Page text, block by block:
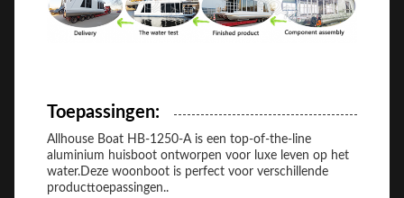
Toepassingen:
Allhouse Boat HB-1250-A is een top-of-the-line
aluminium huisboot ontworpen voor luxe leven op het
water.Deze woonboot is perfect voor verschillende
producttoepassingen..